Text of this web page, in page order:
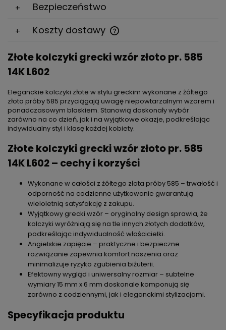
Bezpieczeństwo
Koszty dostawy
Cena nie zawiera ewentualnych kosztów płatności
Złote kolczyki grecki wzór złoto pr. 585
14K L602
Eleganckie kolczyki złote w stylu greckim wykonane z żółtego
złota próby 585 przyciągają uwagę niepowtarzalnym wzorem i
ponadczasowym blaskiem. Stanowią doskonały wybór
zarówno na co dzień, jak i na wyjątkowe okazje, podkreślając
indywidualny styl i klasę każdej kobiety.
Złote kolczyki grecki wzór złoto pr. 585
14K L602 – cechy i korzyści
Wykonane w całości z żółtego złota próby 585 – trwałość i
odporność na codzienne użytkowanie gwarantują
wieloletnią satysfakcję z zakupu.
Wyjątkowy grecki wzór – oryginalny design sprawia, że
kolczyki wyróżniają się na tle innych złotych dodatków,
podkreślając indywidualność właścicielki.
Angielskie zapięcie – praktyczne i bezpieczne
rozwiązanie zapewnia komfort noszenia oraz
minimalizuje ryzyko zgubienia biżuterii.
Efektowny wygląd i uniwersalny rozmiar – subtelne
wymiary 15 mm x 6 mm doskonale komponują się
zarówno z codziennymi, jak i eleganckimi stylizacjami.
Specyfikacja produktu